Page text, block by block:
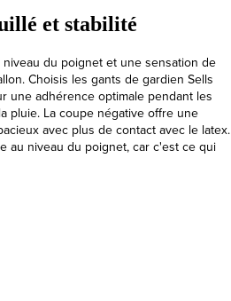
et stabilité
du poignet et une sensation de
Choisis les gants de gardien Sells
une adhérence optimale pendant les
pluie. La coupe négative offre une
avec plus de contact avec le latex.
au niveau du poignet, car c'est ce qui